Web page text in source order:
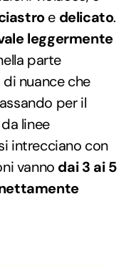
e delicato.
leggermente
parte
nuance che
per il
linee
intrecciano con
vanno dai 3 ai 5